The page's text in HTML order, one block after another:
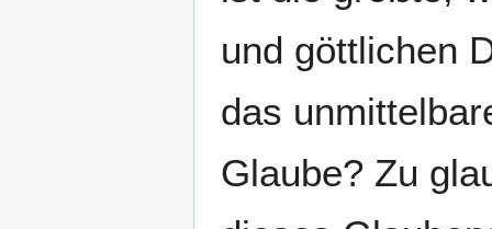
und göttlichen
das
Glaube? Zu